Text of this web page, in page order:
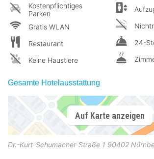
Kostenpflichtiges
Parken
Gratis WLAN
Restaurant
Keine Haustiere
24-
Gesamte Hotelausstattung
Auf Karte anzeigen
Dr.-Kurt-Schumacher-Straße 1 90402